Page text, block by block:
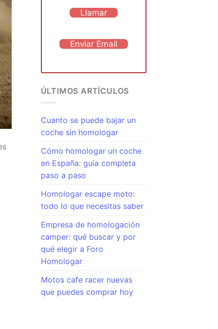
Llamar
Enviar Email
ÚLTIMOS ARTÍCULOS
Cuanto se puede bajar un
coche sin homologar
Cómo homologar un coche
en España: guía completa
paso a paso
Homologar escape moto:
todo lo que necesitas saber
Empresa de homologación
camper: qué buscar y por
qué elegir a Foro
Homologar
Motos cafe racer nuevas
que puedes comprar hoy